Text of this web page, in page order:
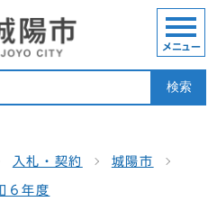
検索
メニュー
入札・契約 城陽市
６年度